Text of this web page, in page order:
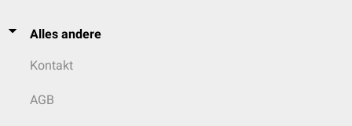
Alles andere
Kontakt
AGB